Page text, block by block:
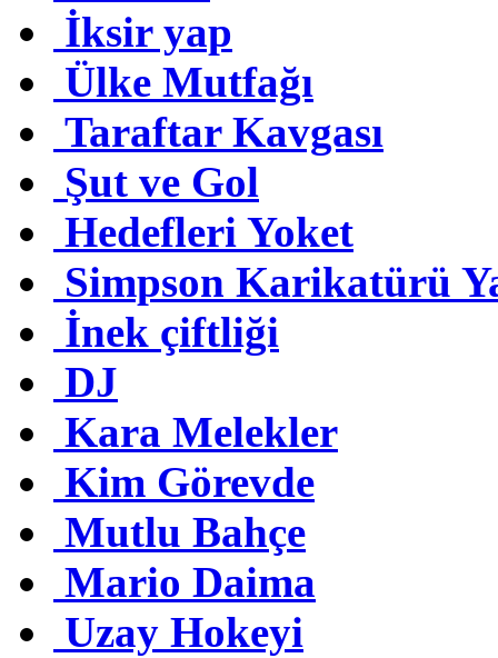
İksir yap
Ülke Mutfağı
Taraftar Kavgası
Şut ve Gol
Hedefleri Yoket
Simpson Karikatürü
İnek çiftliği
DJ
Kara Melekler
Kim Görevde
Mutlu Bahçe
Mario Daima
Uzay Hokeyi